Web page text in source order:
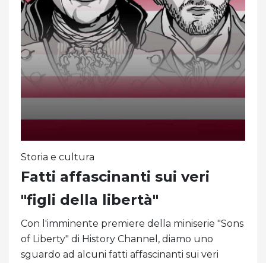
Storia e cultura
Fatti affascinanti sui veri
"figli della libertà"
Con l'imminente premiere della miniserie "Sons
of Liberty" di History Channel, diamo uno
sguardo ad alcuni fatti affascinanti sui veri